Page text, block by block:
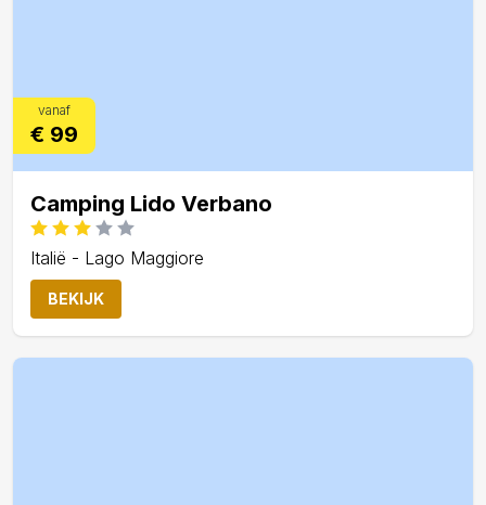
vanaf
€ 99
Camping Lido Verbano
Italië - Lago Maggiore
BEKIJK